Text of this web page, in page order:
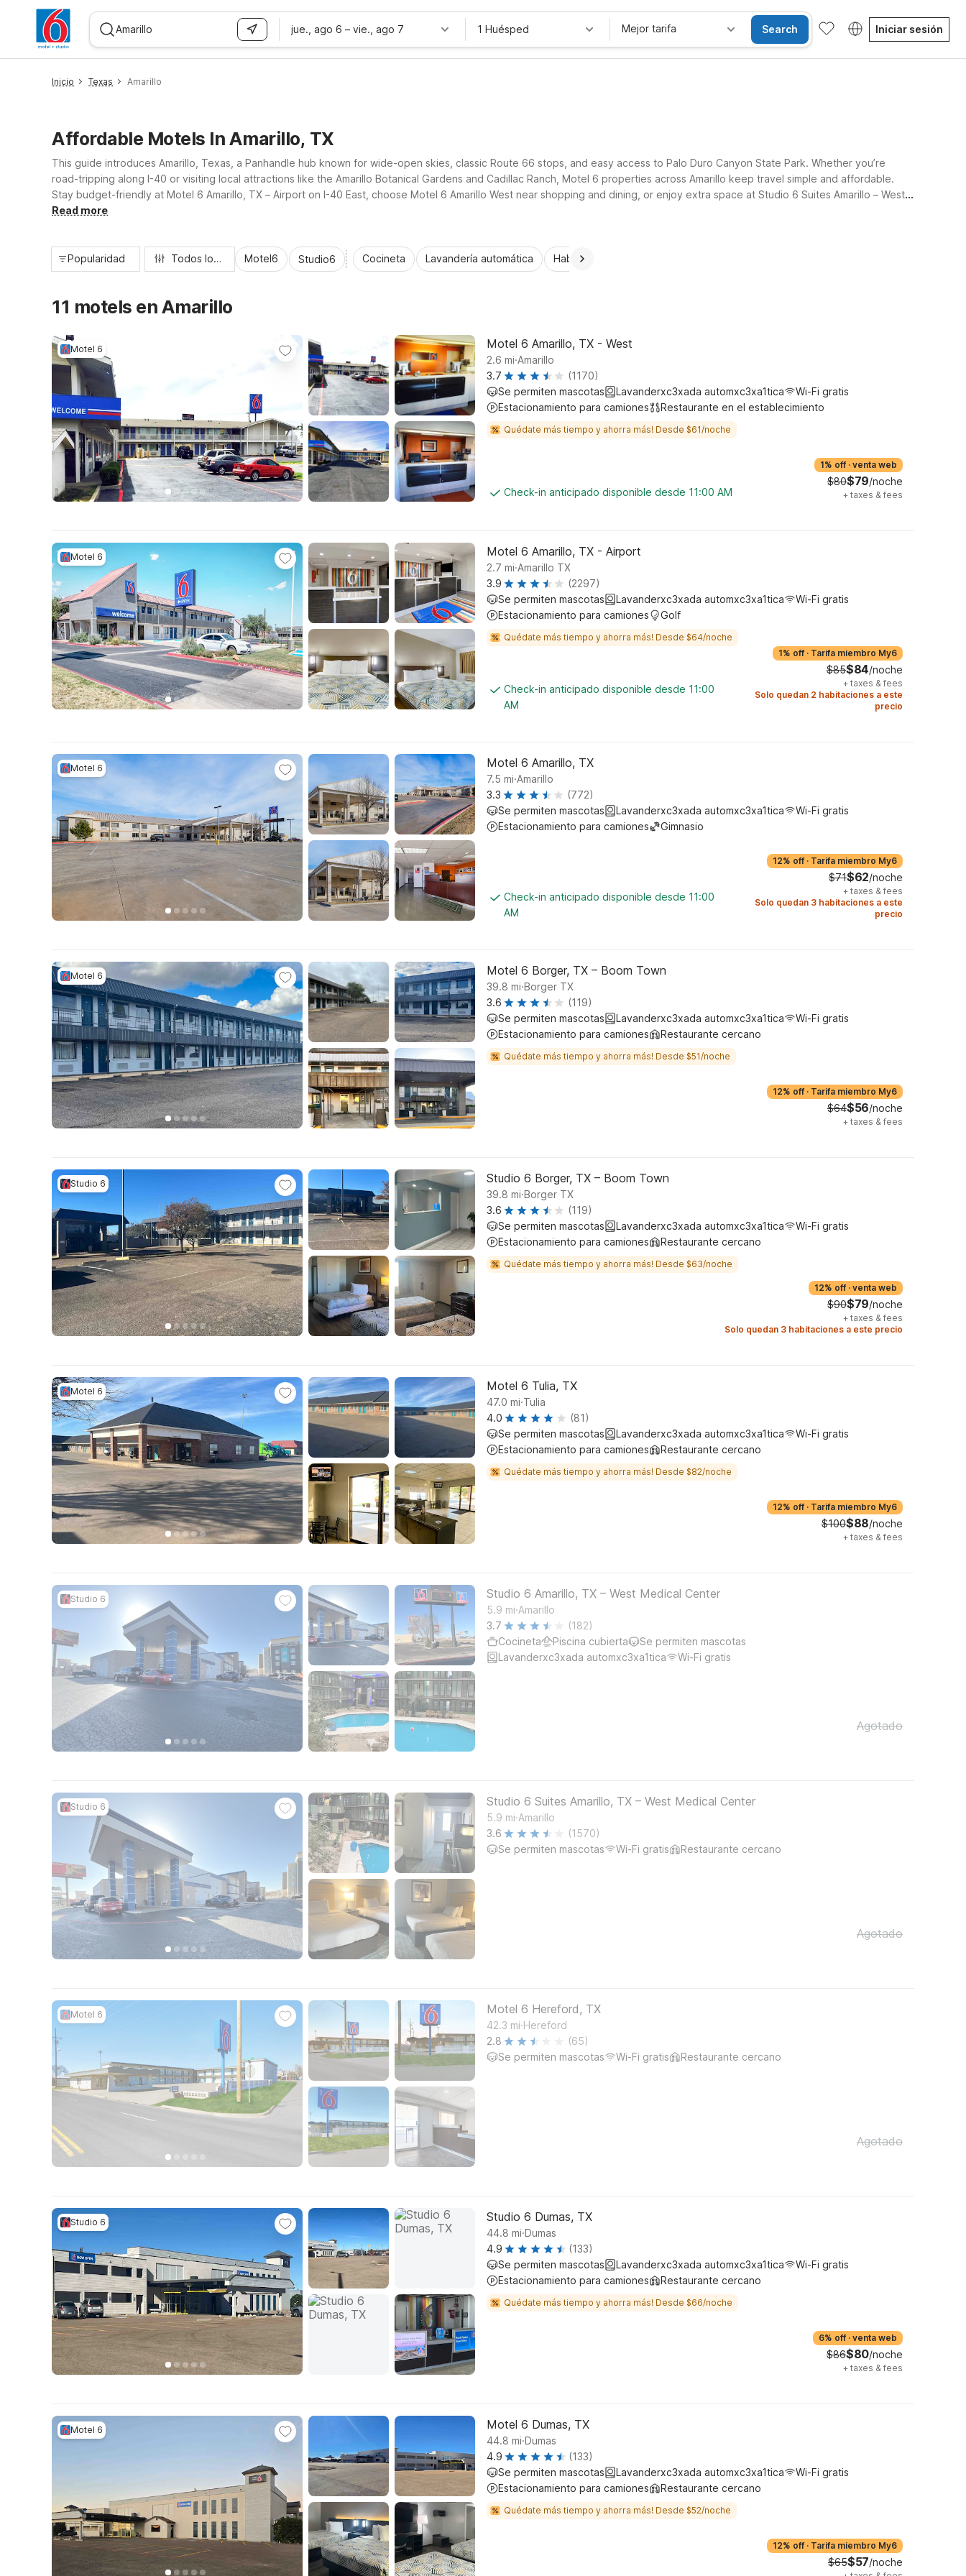
jue., ago 6 – vie., ago 7 1 Huésped Mejor tarifa Search Iniciar sesión
Inicio Texas Amarillo
Affordable Motels In Amarillo, TX
This guide introduces Amarillo, Texas, a Panhandle hub known for wide-open skies, classic Route 66 stops, and easy access to Palo Duro Canyon State Park. Whether you’re
road-tripping along I-40 or visiting local attractions like the Amarillo Botanical Gardens and Cadillac Ranch, Motel 6 properties across Amarillo keep travel simple and affordable.
Stay budget-friendly at Motel 6 Amarillo, TX – Airport on I-40 East, choose Motel 6 Amarillo West near shopping and dining, or enjoy extra space at Studio 6 Suites Amarillo – West
Medical Center, all offering convenient locations, essential amenities, and comfortable rooms.
Read more
Popularidad Todos los filtros Motel6 Studio6 Cocineta Lavandería automática Habitaciones accesibles
11 motels en Amarillo
Motel 6 Motel 6 Amarillo, TX - West
2.6 mi.Amarillo
3.7
(1170)
Se permiten mascotas
Lavanderxc3xada automxc3xa1tica
Wi-Fi gratis
Estacionamiento para camiones
Restaurante en el establecimiento
Quédate más tiempo y ahorra más! Desde $61/noche
Check-in anticipado disponible desde 11:00 AM
1% off · venta web
$80$79/noche
+ taxes & fees
Motel 6 Motel 6 Amarillo, TX - Airport
2.7 mi.Amarillo TX
3.9
(2297)
Se permiten mascotas
Lavanderxc3xada automxc3xa1tica
Wi-Fi gratis
Estacionamiento para camiones
Golf
Quédate más tiempo y ahorra más! Desde $64/noche
Check-in anticipado disponible desde 11:00
AM
1% off · Tarifa miembro My6
$85$84/noche
+ taxes & fees
Solo quedan 2 habitaciones a este
precio
Motel 6 Motel 6 Amarillo, TX
7.5 mi.Amarillo
3.3
(772)
Se permiten mascotas
Lavanderxc3xada automxc3xa1tica
Wi-Fi gratis
Estacionamiento para camiones
Gimnasio
Check-in anticipado disponible desde 11:00
AM
12% off · Tarifa miembro My6
$71$62/noche
+ taxes & fees
Solo quedan 3 habitaciones a este
precio
Motel 6 Motel 6 Borger, TX – Boom Town
39.8 mi.Borger TX
3.6
(119)
Se permiten mascotas
Lavanderxc3xada automxc3xa1tica
Wi-Fi gratis
Estacionamiento para camiones
Restaurante cercano
Quédate más tiempo y ahorra más! Desde $51/noche
12% off · Tarifa miembro My6
$64$56/noche
+ taxes & fees
Studio 6 Studio 6 Borger, TX – Boom Town
39.8 mi.Borger TX
3.6
(119)
Se permiten mascotas
Lavanderxc3xada automxc3xa1tica
Wi-Fi gratis
Estacionamiento para camiones
Restaurante cercano
Quédate más tiempo y ahorra más! Desde $63/noche
12% off · venta web
$90$79/noche
+ taxes & fees
Solo quedan 3 habitaciones a este precio
Motel 6 Motel 6 Tulia, TX
47.0 mi.Tulia
4.0
(81)
Se permiten mascotas
Lavanderxc3xada automxc3xa1tica
Wi-Fi gratis
Estacionamiento para camiones
Restaurante cercano
Quédate más tiempo y ahorra más! Desde $82/noche
12% off · Tarifa miembro My6
$100$88/noche
+ taxes & fees
Studio 6 Studio 6 Amarillo, TX – West Medical Center
5.9 mi.Amarillo
3.7
(182)
Cocineta
Piscina cubierta
Se permiten mascotas
Lavanderxc3xada automxc3xa1tica
Wi-Fi gratis
Agotado
Studio 6 Studio 6 Suites Amarillo, TX – West Medical Center
5.9 mi.Amarillo
3.6
(1570)
Se permiten mascotas
Wi-Fi gratis Restaurante cercano
Agotado
Motel 6 Motel 6 Hereford, TX
42.3 mi.Hereford
2.8
(65)
Se permiten mascotas
Wi-Fi gratis Restaurante cercano
Agotado
Studio 6 Studio 6 Dumas, TX
44.8 mi.Dumas
4.9
(133)
Se permiten mascotas
Lavanderxc3xada automxc3xa1tica
Wi-Fi gratis
Estacionamiento para camiones
Restaurante cercano
Quédate más tiempo y ahorra más! Desde $66/noche
6% off · venta web
$86$80/noche
+ taxes & fees
Motel 6 Motel 6 Dumas, TX
44.8 mi.Dumas
4.9
(133)
Se permiten mascotas
Lavanderxc3xada automxc3xa1tica
Wi-Fi gratis
Estacionamiento para camiones
Restaurante cercano
Quédate más tiempo y ahorra más! Desde $52/noche
12% off · Tarifa miembro My6
$65$57/noche